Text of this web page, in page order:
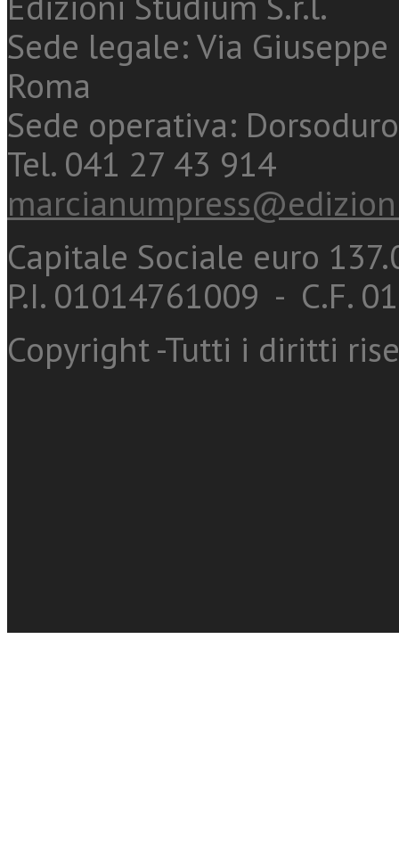
Sede legale: Via
Roma
Sede operativa:
Tel. 041 27 43 914
Capitale Sociale euro
P.I. 01014761009 - C.F.
Copyright -Tutti i diritti